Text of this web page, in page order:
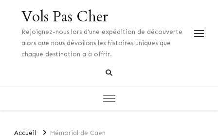
Vols Pas Cher
Rejoignez-nous lors d'une expédition de découverte
alors que nous dévoilons les histoires uniques que
chaque destination a à offrir.
Accueil Mémorial de Caen